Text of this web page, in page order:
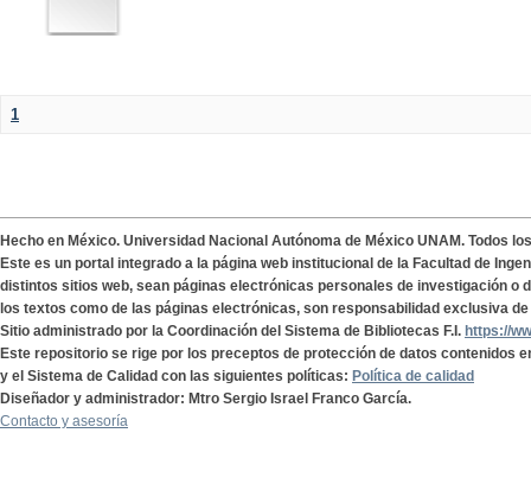
1
Hecho en México. Universidad Nacional Autónoma de México UNAM. Todos
Este es un portal integrado a la página web institucional de la Facultad de
distintos sitios web, sean páginas electrónicas personales de investigación o
los textos como de las páginas electrónicas, son responsabilidad exclusiva
Sitio administrado por la Coordinación del Sistema de Bibliotecas F.I. https://
Este repositorio se rige por los preceptos de protección de datos contenidos
y el Sistema de Calidad con las siguientes políticas: Política de calidad
Diseñador y administrador: Mtro Sergio Israel Franco García.
Contacto y asesoría